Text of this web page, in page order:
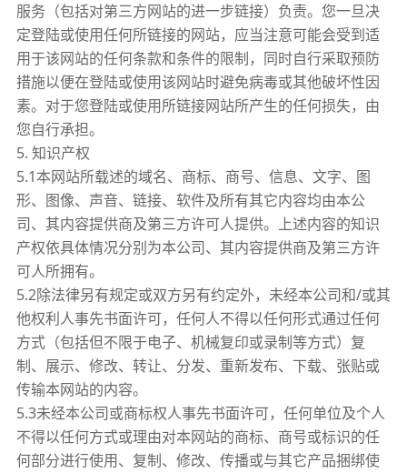
服务（包括对第三方网站的进一步链接）负责。您一旦决
定登陆或使用任何所链接的网站，应当注意可能会受到适
用于该网站的任何条款和条件的限制，同时自行采取预防
措施以便在登陆或使用该网站时避免病毒或其他破坏性因
素。对于您登陆或使用所链接网站所产生的任何损失，由
您自行承担。
5. 知识产权
5.1本网站所载述的域名、商标、商号、信息、文字、图
形、图像、声音、链接、软件及所有其它内容均由本公
司、其内容提供商及第三方许可人提供。上述内容的知识
产权依具体情况分别为本公司、其内容提供商及第三方许
可人所拥有。
5.2除法律另有规定或双方另有约定外，未经本公司和/或其
他权利人事先书面许可，任何人不得以任何形式通过任何
方式（包括但不限于电子、机械复印或录制等方式）复
制、展示、修改、转让、分发、重新发布、下载、张贴或
传输本网站的内容。
5.3未经本公司或商标权人事先书面许可，任何单位及个人
不得以任何方式或理由对本网站的商标、商号或标识的任
何部分进行使用、复制、修改、传播或与其它产品捆绑使